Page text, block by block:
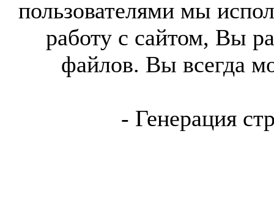
пользователями мы
работу с сайтом, Вы
файлов. Вы всегда
- Генерация